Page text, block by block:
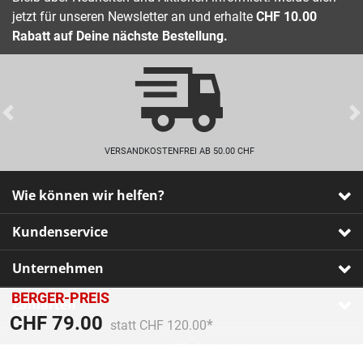
BERGER-PREIS
CHF 79.00 Preis reduziert von
statt CHF 120.00
An
jetzt für unseren Newsletter an und erhalte CHF 10.00
Rabatt auf Deine nächste Bestellung.
VERSANDKOSTENFREI AB 50.00 CHF
Previous
Wie können wir helfen?
Kundenservice
Unternehmen
Zahlarten